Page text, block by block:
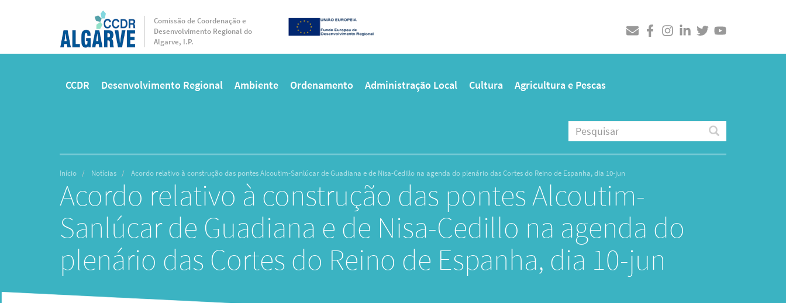
conteúdo
Comissão de Coordenação e
Desenvolvimento Regional do
Algarve, I.P.
CCDR Desenvolvimento Regional Ambiente Ordenamento Administração Local Cultura Agricultura e Pescas
Pesquisar Pesquisar
Início Notícias Acordo relativo à construção das pontes Alcoutim-Sanlúcar de Guadiana e de Nisa-Cedillo na agenda do plenário das Cortes do Reino de Espanha, dia 10-jun
Acordo relativo à construção das pontes Alcoutim-
Sanlúcar de Guadiana e de Nisa-Cedillo na agenda do
plenário das Cortes do Reino de Espanha, dia 10-jun